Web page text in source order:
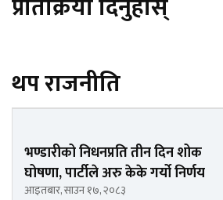
प्रतिक्रिया दिनुहोस्
थप राजनीति
भण्डारीको निधनप्रति तीन दिन शोक
घोषणा, पार्टीले अरु केके गर्यो निर्णय
आइतबार, साउन १७, २०८३